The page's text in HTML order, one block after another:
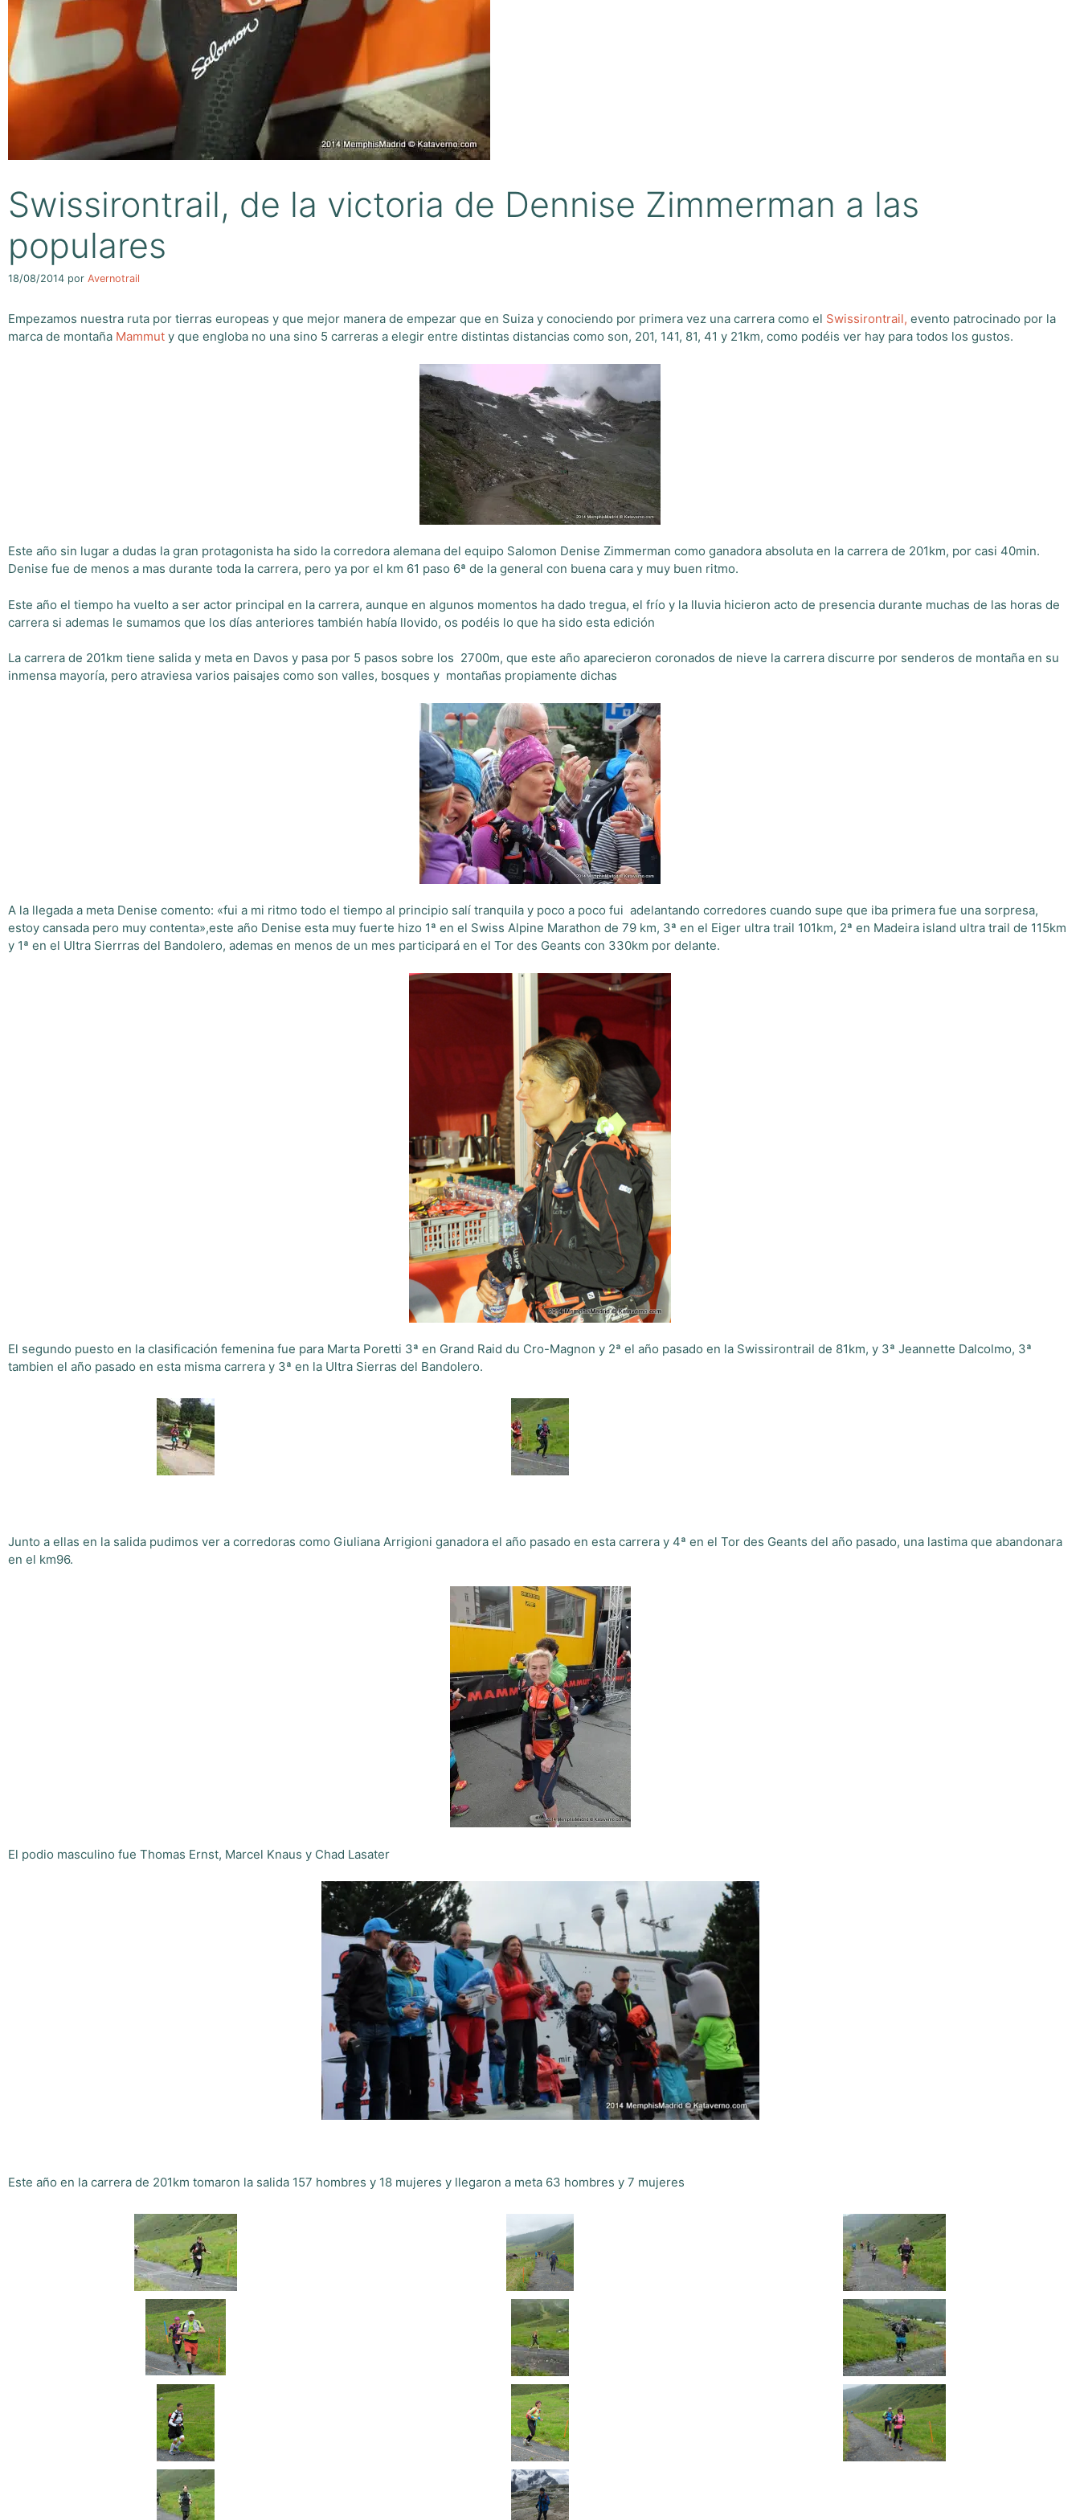
Swissirontrail, de la victoria de Dennise Zimmerman a las
populares
18/08/2014 por Avernotrail
Empezamos nuestra ruta por tierras europeas y que mejor manera de empezar que en Suiza y conociendo por primera vez una carrera como el Swissirontrail, evento patrocinado por la
marca de montaña Mammut y que engloba no una sino 5 carreras a elegir entre distintas distancias como son, 201, 141, 81, 41 y 21km, como podéis ver hay para todos los gustos.
Este año sin lugar a dudas la gran protagonista ha sido la corredora alemana del equipo Salomon Denise Zimmerman como ganadora absoluta en la carrera de 201km, por casi 40min.
Denise fue de menos a mas durante toda la carrera, pero ya por el km 61 paso 6ª de la general con buena cara y muy buen ritmo.
Este año el tiempo ha vuelto a ser actor principal en la carrera, aunque en algunos momentos ha dado tregua, el frío y la lluvia hicieron acto de presencia durante muchas de las horas de
carrera si ademas le sumamos que los días anteriores también había llovido, os podéis lo que ha sido esta edición
La carrera de 201km tiene salida y meta en Davos y pasa por 5 pasos sobre los 2700m, que este año aparecieron coronados de nieve la carrera discurre por senderos de montaña en su
inmensa mayoría, pero atraviesa varios paisajes como son valles, bosques y montañas propiamente dichas
A la llegada a meta Denise comento: «fui a mi ritmo todo el tiempo al principio salí tranquila y poco a poco fui adelantando corredores cuando supe que iba primera fue una sorpresa,
estoy cansada pero muy contenta»,este año Denise esta muy fuerte hizo 1ª en el Swiss Alpine Marathon de 79 km, 3ª en el Eiger ultra trail 101km, 2ª en Madeira island ultra trail de 115km
y 1ª en el Ultra Sierrras del Bandolero, ademas en menos de un mes participará en el Tor des Geants con 330km por delante.
El segundo puesto en la clasificación femenina fue para Marta Poretti 3ª en Grand Raid du Cro-Magnon y 2ª el año pasado en la Swissirontrail de 81km, y 3ª Jeannette Dalcolmo, 3ª
tambien el año pasado en esta misma carrera y 3ª en la Ultra Sierras del Bandolero.
Junto a ellas en la salida pudimos ver a corredoras como Giuliana Arrigioni ganadora el año pasado en esta carrera y 4ª en el Tor des Geants del año pasado, una lastima que abandonara
en el km96.
El podio masculino fue Thomas Ernst, Marcel Knaus y Chad Lasater
Este año en la carrera de 201km tomaron la salida 157 hombres y 18 mujeres y llegaron a meta 63 hombres y 7 mujeres